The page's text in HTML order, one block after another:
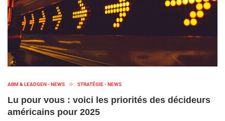
ABM & LEADGEN - NEWS STRATÉGIE - NEWS
Lu pour vous : voici les priorités des décideurs
américains pour 2025